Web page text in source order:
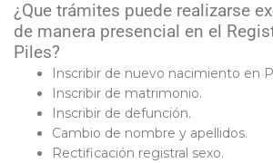
¿Que trámites puede realizarse
de manera presencial en el
Piles?
Inscribir de nuevo nacimiento en
Inscribir de matrimonio.
Inscribir de defunción.
Cambio de nombre y apellidos.
Rectificación registral sexo.